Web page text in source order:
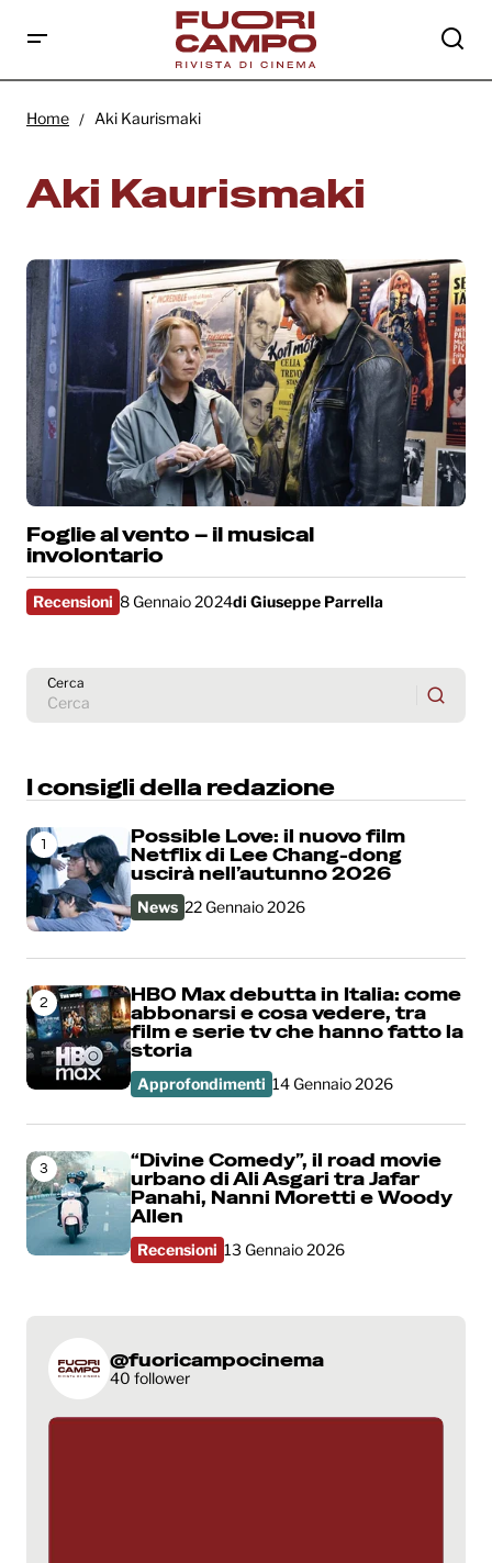
Home Aki Kaurismaki
Aki Kaurismaki
Foglie al vento – il musical
involontario
Recensioni 8 Gennaio 2024di Giuseppe Parrella
Cerca
I consigli della redazione
1
Possible Love: il nuovo film
Netflix di Lee Chang-dong
uscirà nell’autunno 2026
News 22 Gennaio 2026
2
HBO Max debutta in Italia: come
abbonarsi e cosa vedere, tra
film e serie tv che hanno fatto la
storia
Approfondimenti 14 Gennaio 2026
3
“Divine Comedy”, il road movie
urbano di Ali Asgari tra Jafar
Panahi, Nanni Moretti e Woody
Allen
Recensioni 13 Gennaio 2026
@fuoricampocinema
40 follower